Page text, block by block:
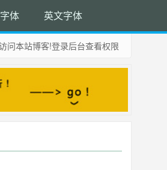
体 英文字体
问本站博客!登录后台查看权限